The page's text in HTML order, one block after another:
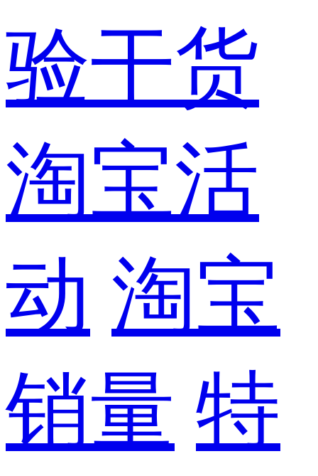
验干货
淘宝活
动 淘宝
销量 特